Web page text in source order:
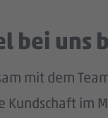
bei uns
mit dem
Kundschaft im